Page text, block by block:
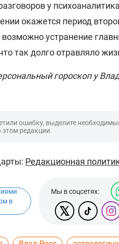
у
окажется период
возможно устранение
так долго отравляло
гороскоп у
ошибку, выделите
редакции.
Редакционная
в
Мы в соцсетях: